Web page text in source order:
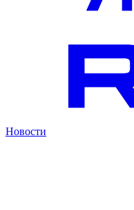
Новости